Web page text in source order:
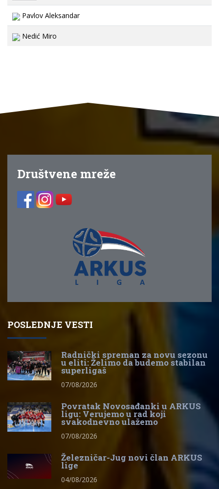
Pavlov Aleksandar
Nedić Miro
Društvene mreže
POSLEDNJE VESTI
Radnički spreman za novu sezonu
u eliti: Želimo da budemo stabilan
superligaš
07/08/2026
Povratak Novosađanki u ARKUS
ligu: Verujemo u rad koji
svakodnevno ulažemo
07/08/2026
Železničar-Jug novi član ARKUS
lige
04/08/2026